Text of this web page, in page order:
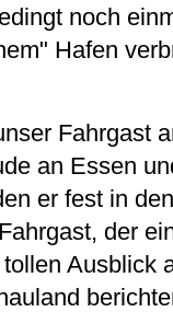
noch
Hafen
Fahrgast
an Essen
er fest in
der
Ausblick